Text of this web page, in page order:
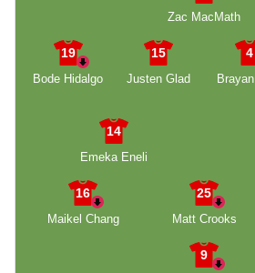
Zac MacMath
19
Bode Hidalgo
15
Justen Glad
4
14
Emeka Eneli
16
Maikel Chang
25
Matt Crooks
9